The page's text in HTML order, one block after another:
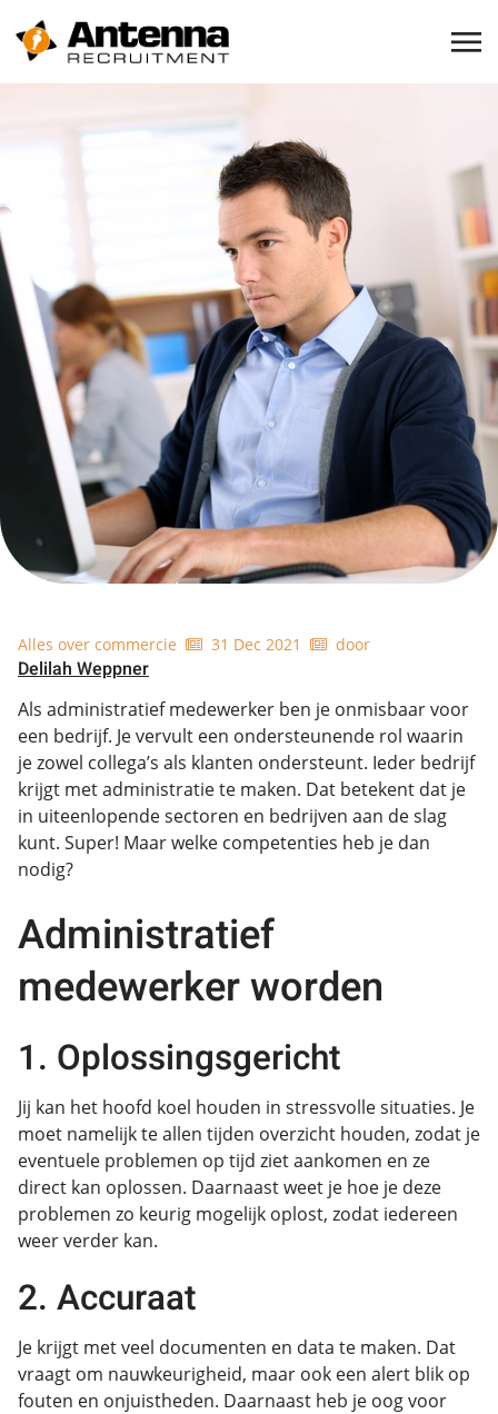
Alles over commercie 31 Dec 2021 door
Delilah Weppner
Als administratief medewerker ben je onmisbaar voor
een bedrijf. Je vervult een ondersteunende rol waarin
je zowel collega’s als klanten ondersteunt. Ieder bedrijf
krijgt met administratie te maken. Dat betekent dat je
in uiteenlopende sectoren en bedrijven aan de slag
kunt. Super! Maar welke competenties heb je dan
nodig?
Administratief
medewerker worden
1. Oplossingsgericht
Jij kan het hoofd koel houden in stressvolle situaties. Je
moet namelijk te allen tijden overzicht houden, zodat je
eventuele problemen op tijd ziet aankomen en ze
direct kan oplossen. Daarnaast weet je hoe je deze
problemen zo keurig mogelijk oplost, zodat iedereen
weer verder kan.
2. Accuraat
Je krijgt met veel documenten en data te maken. Dat
vraagt om nauwkeurigheid, maar ook een alert blik op
fouten en onjuistheden. Daarnaast heb je oog voor